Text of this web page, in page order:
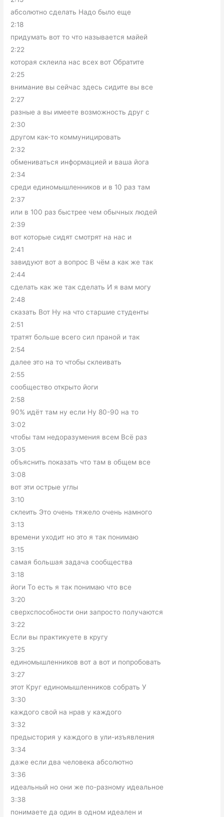
абсолютно сделать Надо было еще
2:18
придумать вот то что называется майей
2:22
которая склеила нас всех вот Обратите
2:25
внимание вы сейчас здесь сидите вы все
2:27
разные а вы имеете возможность друг с
2:30
другом как-то коммуницировать
2:32
обмениваться информацией и ваша йога
2:34
среди единомышленников и в 10 раз там
2:37
или в 100 раз быстрее чем обычных людей
2:39
вот которые сидят смотрят на нас и
2:41
завидуют вот а вопрос В чём а как же так
2:44
сделать как же так сделать И я вам могу
2:48
сказать Вот Ну на что старшие студенты
2:51
тратят больше всего сил праной и так
2:54
далее это на то чтобы склеивать
2:55
сообщество открыто йоги
2:58
90% идёт там ну если Ну 80-90 на то
3:02
чтобы там недоразумения всем Всё раз
3:05
объяснить показать что там в общем все
3:08
вот эти острые углы
3:10
склеить Это очень тяжело очень намного
3:13
времени уходит но это я так понимаю
3:15
самая большая задача сообщества
3:18
йоги То есть я так понимаю что все
3:20
сверхспособности они запросто получаются
3:22
Если вы практикуете в кругу
3:25
единомышленников вот а вот и попробовать
3:27
этот Круг единомышленников собрать У
3:30
каждого свой на нрав у каждого
3:32
предыстория у каждого в ули-изъявления
3:34
даже если два человека абсолютно
3:36
идеальный но они же по-разному идеальное
3:38
понимаете да один в одном идеален и